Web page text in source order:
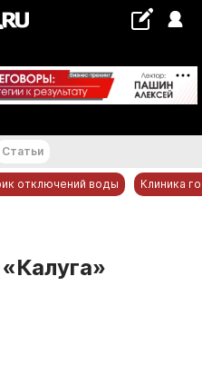
°С
Статьи
отключений воды Клиника